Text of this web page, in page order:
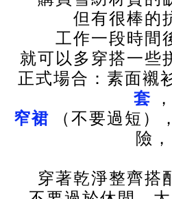
但有很棒的
工作一段時間
就可以多穿搭一些
正式場合：素面襯
套 ，
窄裙
（不要過短），
險，
穿著乾淨整齊搭